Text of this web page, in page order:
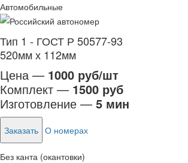
Автомобильные
Тип 1 - ГОСТ Р 50577-93
520мм х 112мм
Цена — 1000 руб/шт
Комплект — 1500 руб
Изготовление — 5 мин
Заказать О номерах
Без канта (окантовки)